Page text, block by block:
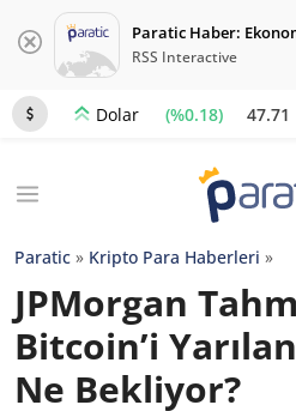
Paratic Haber:
RSS Interactive
Dolar (%0.18) 47.71
Paratic » Kripto Para Haberleri »
JPMorgan
Bitcoin’i
Ne Bekliyor?